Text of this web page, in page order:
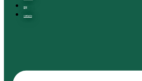
Blog
Contacto